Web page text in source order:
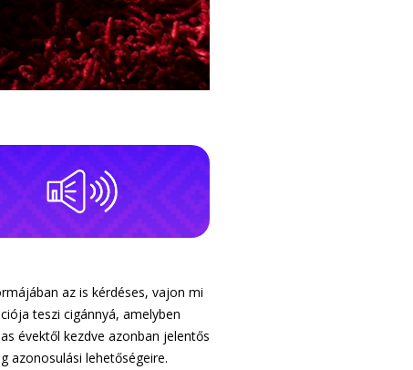
az is kérdéses, vajon mi
teszi cigánnyá, amelyben
évektől kezdve azonban jelentős
azonosulási lehetőségeire.